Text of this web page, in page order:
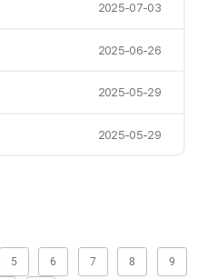
2025-07-03
2025-06-26
2025-05-29
2025-05-29
5 6 7 8 9